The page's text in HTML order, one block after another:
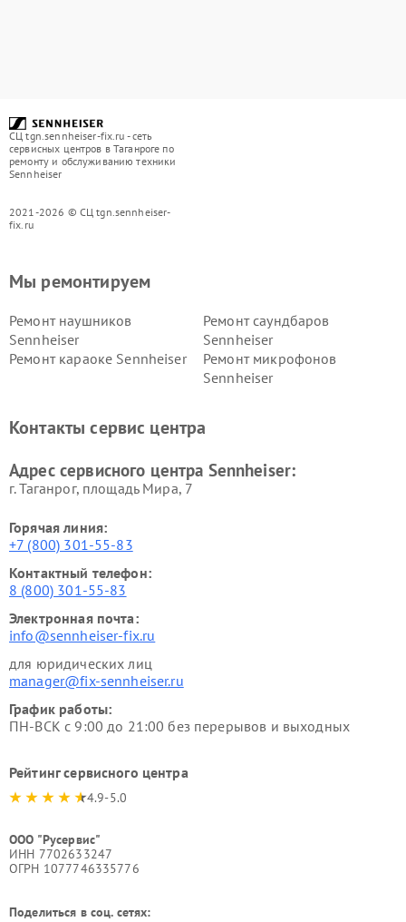
СЦ tgn.sennheiser-fix.ru - сеть
сервисных центров в Таганроге по
ремонту и обслуживанию техники
Sennheiser
2021-2026 © СЦ tgn.sennheiser-
fix.ru
Мы ремонтируем
Ремонт наушников
Sennheiser
Ремонт саундбаров
Sennheiser
Ремонт караоке Sennheiser
Ремонт микрофонов
Sennheiser
Контакты сервис центра
Адрес сервисного центра Sennheiser:
г. Таганрог, площадь Мира, 7
Горячая линия:
+7 (800) 301-55-83
Контактный телефон:
8 (800) 301-55-83
Электронная почта:
info@sennheiser-fix.ru
для юридических лиц
manager@fix-sennheiser.ru
График работы:
ПН-ВСК с 9:00 до 21:00 без перерывов и выходных
Рейтинг сервисного центра
4.9-5.0
ООО "Русервис"
ИНН 7702633247
ОГРН 1077746335776
Поделиться в соц. сетях: